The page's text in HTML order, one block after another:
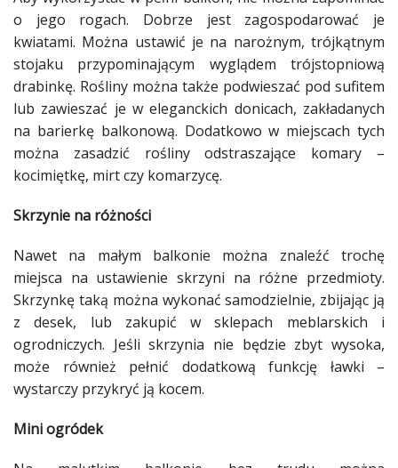
o jego rogach. Dobrze jest zagospodarować je
kwiatami. Można ustawić je na narożnym, trójkątnym
stojaku przypominającym wyglądem trójstopniową
drabinkę. Rośliny można także podwieszać pod sufitem
lub zawieszać je w eleganckich donicach, zakładanych
na barierkę balkonową. Dodatkowo w miejscach tych
można zasadzić roślinyodstraszające komary –
kocimiętkę, mirt czy komarzycę.
Skrzynie na różności
Nawet na małym balkonie można znaleźć trochę
miejsca na ustawienie skrzyni na różne przedmioty.
Skrzynkę taką można wykonać samodzielnie, zbijając ją
z desek, lub zakupić w sklepach meblarskich i
ogrodniczych. Jeśli skrzynia nie będzie zbyt wysoka,
może również pełnić dodatkową funkcję ławki –
wystarczy przykryć ją kocem.
Mini ogródek